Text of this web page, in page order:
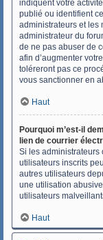
indiquent votre
publié ou identifient
administrateurs et les
administrateur du
de ne pas abuser de
afin d’augmenter
toléreront pas ce
vous sanctionner en
Haut
Pourquoi m’est-il
lien de courrier
Si les administrateurs
utilisateurs inscrits
autres utilisateurs
une utilisation
utilisateurs
Haut